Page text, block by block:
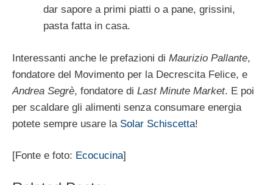
dar sapore a primi piatti o a pane, grissini,
pasta fatta in casa.
Interessanti anche le prefazioni di Maurizio Pallante,
fondatore del Movimento per la Decrescita Felice, e
Andrea Segrè, fondatore di Last Minute Market. E poi
per scaldare gli alimenti senza consumare energia
potete sempre usare la Solar Schiscetta!
[Fonte e foto: Ecocucina]